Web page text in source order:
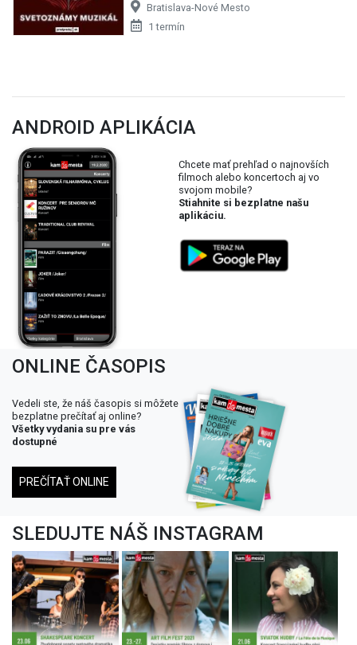
Bratislava-Nové Mesto
1 termín
ANDROID APLIKÁCIA
Chcete mať prehľad o najnovších
filmoch alebo koncertoch aj vo
svojom mobile?
Stiahnite si bezplatne našu
aplikáciu.
ONLINE ČASOPIS
Vedeli ste, že náš časopis si môžete
bezplatne prečítať aj online?
Všetky vydania su pre vás
dostupné
PREČÍTAŤ ONLINE
SLEDUJTE NÁŠ INSTAGRAM